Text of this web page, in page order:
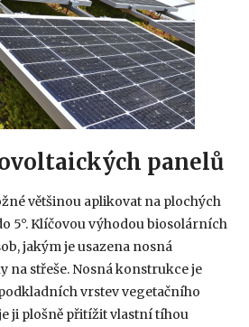
panelů
většinou aplikovat na plochých
5°. Klíčovou výhodou biosolárních
jakým je usazena nosná
střeše. Nosná konstrukce je
vrstev vegetačního
ji plošně přitížit vlastní tíhou